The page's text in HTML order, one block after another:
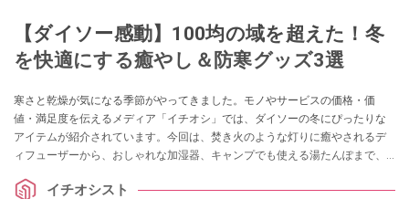
【ダイソー感動】100均の域を超えた！冬
を快適にする癒やし＆防寒グッズ3選
寒さと乾燥が気になる季節がやってきました。モノやサービスの価格・価
値・満足度を伝えるメディア「イチオシ」では、ダイソーの冬にぴったりな
アイテムが紹介されています。今回は、焚き火のような灯りに癒やされるデ
ィフューザーから、おしゃれな加湿器、キャンプでも使える湯たんぽまで、
イチオシスト